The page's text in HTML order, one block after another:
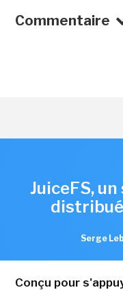
Commentaire
JuiceFS,
Serge
Conçu pour